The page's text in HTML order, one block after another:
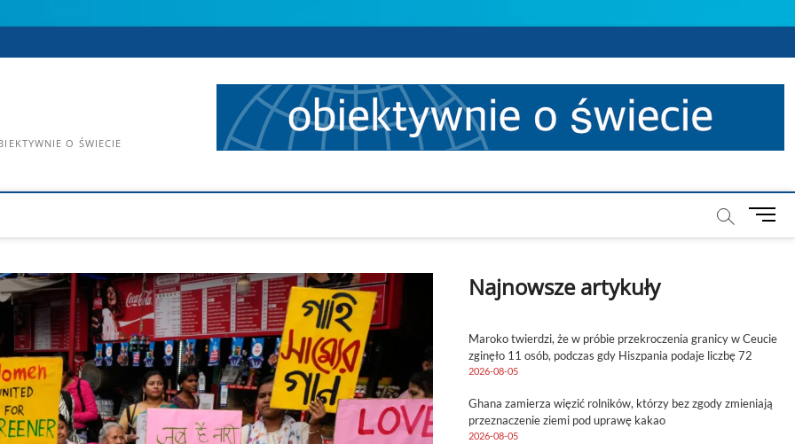
O ŚWIECIE
M
Najnowsze artykuły
Maroko twierdzi, że w próbie przekroczenia granicy w Ceucie
zginęło 11 osób, podczas gdy Hiszpania podaje liczbę 72
2026-08-05
Ghana zamierza więzić rolników, którzy bez zgody zmieniają
przeznaczenie ziemi pod uprawę kakao
2026-08-05